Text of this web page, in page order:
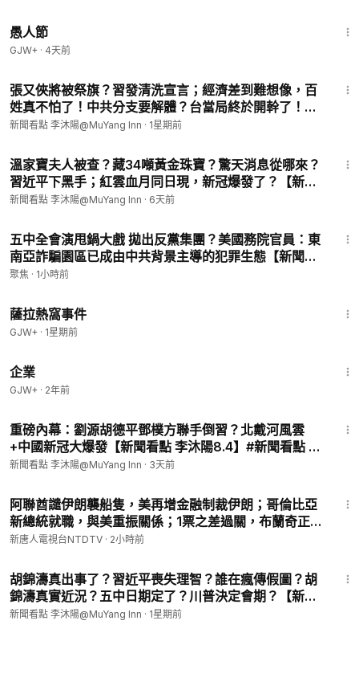
愚人節
GJW+ · 4天前
張又俠將被祭旗？習發清洗宣言；經濟差到難想像，百
姓真不怕了！中共分支要解體？台當局終於開幹了！
【新聞看點 李沐陽7.30】
新聞看點 李沐陽@MuYang Inn · 1星期前
溫家寶夫人被查？藏34噸黃金珠寶？驚天消息從哪來？
習近平下黑手；紅雲血月同日現，新冠爆發了？【新聞
看點 李沐陽8.1】#新聞看點 #李沐陽
新聞看點 李沐陽@MuYang Inn · 6天前
五中全會演甩鍋大戲 拋出反黨集團？美國務院官員：東
南亞詐騙園區已成由中共背景主導的犯罪生態【新聞深
讀】
聚焦 · 1小時前
薩拉熱窩事件
GJW+ · 1星期前
企業
GJW+ · 2年前
重磅內幕：劉源胡德平鄧樸方聯手倒習？北戴河風雲
+中國新冠大爆發【新聞看點 李沐陽8.4】#新聞看點 #
李沐陽
新聞看點 李沐陽@MuYang Inn · 3天前
阿聯酋譴伊朗襲船隻，美再增金融制裁伊朗；哥倫比亞
新總統就職，與美重振關係；1票之差過關，布蘭奇正式
出任司法部長；美國第5批UFO檔案公開；台灣漢光演
2026.08.08
新唐人電視台NTDTV · 2小時前
胡錦濤真出事了？習近平喪失理智？誰在瘋傳假圖？胡
錦濤真實近況？五中日期定了？川普決定會期？【新聞
看點 李沐陽7.31】#新聞看點 #李沐陽
新聞看點 李沐陽@MuYang Inn · 1星期前